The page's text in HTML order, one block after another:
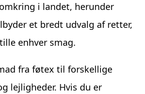
i landet, herunder
et bredt udvalg af retter,
enhver smag.
fra føtex til forskellige
lejligheder. Hvis du er